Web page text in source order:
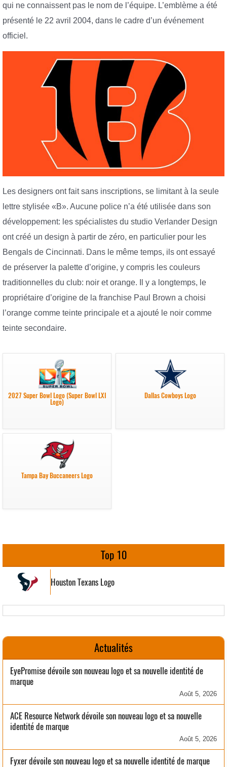
qui ne connaissent pas le nom de l’équipe. L’emblème a été
présenté le 22 avril 2004, dans le cadre d’un événement
officiel.
Les designers ont fait sans inscriptions, se limitant à la seule
lettre stylisée «B». Aucune police n’a été utilisée dans son
développement: les spécialistes du studio Verlander Design
ont créé un design à partir de zéro, en particulier pour les
Bengals de Cincinnati. Dans le même temps, ils ont essayé
de préserver la palette d’origine, y compris les couleurs
traditionnelles du club: noir et orange. Il y a longtemps, le
propriétaire d’origine de la franchise Paul Brown a choisi
l’orange comme teinte principale et a ajouté le noir comme
teinte secondaire.
2027 Super Bowl Logo (Super Bowl LXI
Logo)
Dallas Cowboys Logo
Tampa Bay Buccaneers Logo
Top 10
Houston Texans Logo
Actualités
EyePromise dévoile son nouveau logo et sa nouvelle identité de
marque
Août 5, 2026
ACE Resource Network dévoile son nouveau logo et sa nouvelle
identité de marque
Août 5, 2026
Fyxer dévoile son nouveau logo et sa nouvelle identité de marque